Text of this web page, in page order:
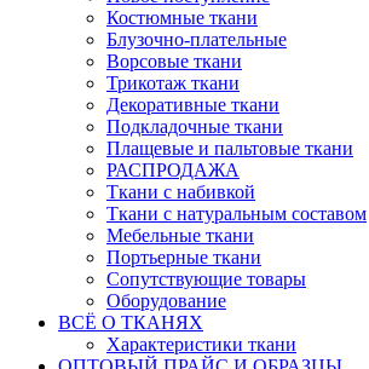
Костюмные ткани
Блузочно-плательные
Ворсовые ткани
Трикотаж ткани
Декоративные ткани
Подкладочные ткани
Плащевые и пальтовые ткани
РАСПРОДАЖА
Ткани с набивкой
Ткани с натуральным составом
Мебельные ткани
Портьерные ткани
Сопутствующие товары
Оборудование
ВСЁ О ТКАНЯХ
Характеристики ткани